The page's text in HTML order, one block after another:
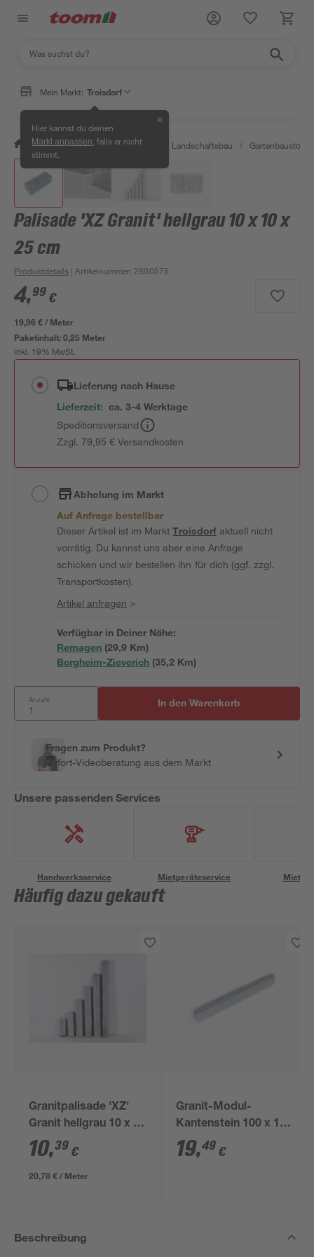
Mein Markt: Troisdorf
Hier kannst du deinen
Markt anpassen , falls er nicht
stimmt.
✕
/ Garten & Freizeit / Gartenbau & Landschaftsbau / Gartenbaustoffe
Palisade 'XZ Granit' hellgrau 10 x 10 x
25 cm
Produktdetails | Artikelnummer: 2800575
4,99 €
19,96 € / Meter
Paketinhalt:0,25 Meter
inkl. 19% MwSt.
Lieferung nach Hause
Lieferzeit: ca. 3-4 Werktage
Speditionsversand
Zzgl. 79,95 € Versandkosten
Abholung im Markt
Auf Anfrage bestellbar
Dieser Artikel ist im MarktTroisdorfaktuell nicht
vorrätig. Du kannst uns aber eine Anfrage
schicken und wir bestellen ihn für dich (ggf. zzgl.
Transportkosten).
Artikel anfragen >
Verfügbar in Deiner Nähe:
Remagen (29,9 Km)
Bergheim-Zieverich (35,2 Km)
Anzahl: In den Warenkorb
Fragen zum Produkt?
Sofort-Videoberatung aus dem Markt
Unsere passenden Services
Handwerksservice Mietgeräteservice
Häufig dazu gekauft
Granitpalisade 'XZ'
Granit hellgrau 10 x 10
x 50 cm
10,39 €
20,78 € / Meter
Granit-Modul-
Kantenstein 100 x 15
x 7 cm
19,49 €
Beschreibung